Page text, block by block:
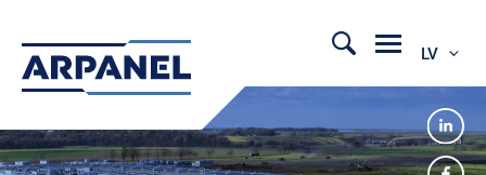
LV